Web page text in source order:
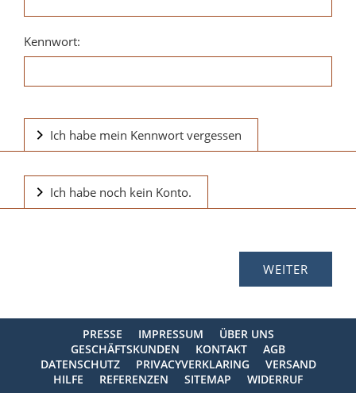
Kennwort:
Ich habe mein Kennwort vergessen
Ich habe noch kein Konto.
PRESSE IMPRESSUM
ÜBER UNS
GESCHÄFTSKUNDEN
KONTAKT
AGB
DATENSCHUTZ
PRIVACYVERKLARING
VERSAND
HILFE
REFERENZEN SITEMAP WIDERRUF